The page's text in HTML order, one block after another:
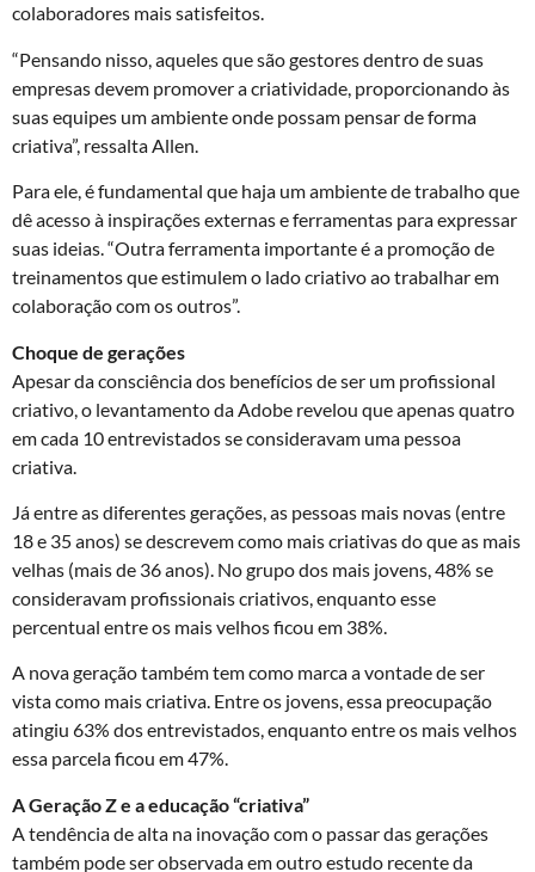
colaboradores mais satisfeitos.
“Pensando nisso, aqueles que são gestores dentro de suas
empresas devem promover a criatividade, proporcionando às
suas equipes um ambiente onde possam pensar de forma
criativa”, ressalta Allen.
Para ele, é fundamental que haja um ambiente de trabalho que
dê acesso à inspirações externas e ferramentas para expressar
suas ideias. “Outra ferramenta importante é a promoção de
treinamentos que estimulem o lado criativo ao trabalhar em
colaboração com os outros”.
Choque de gerações
Apesar da consciência dos benefícios de ser um profissional
criativo, o levantamento da Adobe revelou que apenas quatro
em cada 10 entrevistados se consideravam uma pessoa
criativa.
Já entre as diferentes gerações, as pessoas mais novas (entre
18 e 35 anos) se descrevem como mais criativas do que as mais
velhas (mais de 36 anos). No grupo dos mais jovens, 48% se
consideravam profissionais criativos, enquanto esse
percentual entre os mais velhos ficou em 38%.
A nova geração também tem como marca a vontade de ser
vista como mais criativa. Entre os jovens, essa preocupação
atingiu 63% dos entrevistados, enquanto entre os mais velhos
essa parcela ficou em 47%.
A Geração Z e a educação “criativa”
A tendência de alta na inovação com o passar das gerações
também pode ser observada em outro estudo recente da